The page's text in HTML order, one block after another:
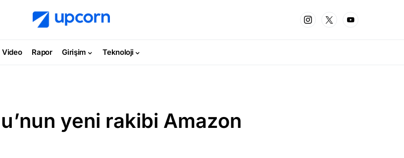
Video Rapor Girişim Teknoloji
yeni rakibi Amazon